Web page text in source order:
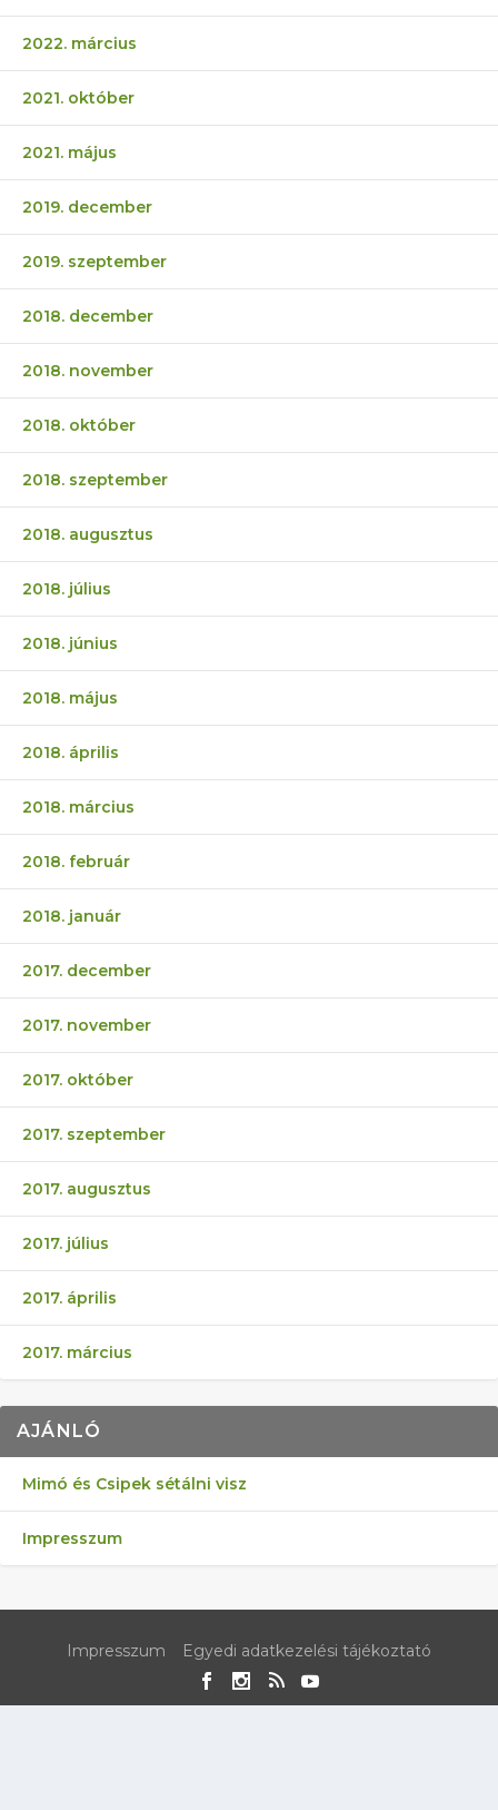
2022. március
2021. október
2021. május
2019. december
2019. szeptember
2018. december
2018. november
2018. október
2018. szeptember
2018. augusztus
2018. július
2018. június
2018. május
2018. április
2018. március
2018. február
2018. január
2017. december
2017. november
2017. október
2017. szeptember
2017. augusztus
2017. július
2017. április
2017. március
AJÁNLÓ
Mimó és Csipek sétálni visz
Impresszum
Impresszum Egyedi adatkezelési tájékoztató